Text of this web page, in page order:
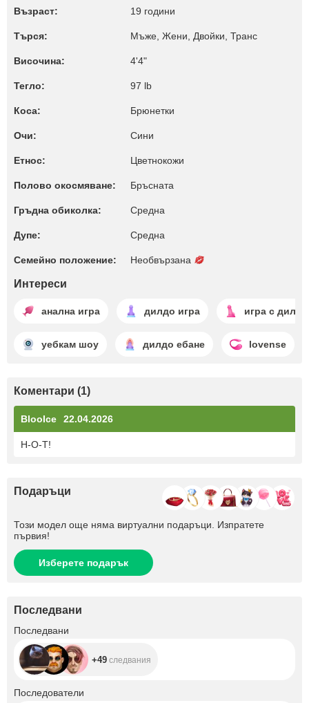
Възраст: 19 години
Търся: Мъже, Жени, Двойки, Транс
Височина: 4'4"
Тегло: 97 lb
Коса: Брюнетки
Очи: Сини
Етнос: Цветнокожи
Полово окосмяване: Бръсната
Гръдна обиколка: Среднa
Дупе: Среднa
Семейно положение: Необвързана
Интереси
анална игра дилдо игра игра с дилдо
уебкам шоу дилдо ебане lovense
Коментари (1)
BlooIce 22.04.2026
H-O-T!
Подаръци
Този модел още няма виртуални подаръци. Изпратете
първия!
Изберете подарък
Последвани
Последвани
+49 следвания
Последователи